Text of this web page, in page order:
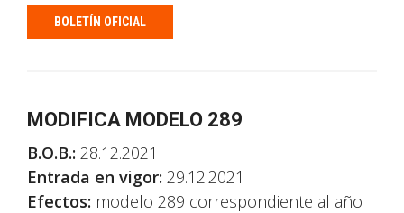
BOLETÍN OFICIAL
MODIFICA MODELO 289
B.O.B.: 28.12.2021
Entrada en vigor: 29.12.2021
Efectos: modelo 289 correspondiente al año